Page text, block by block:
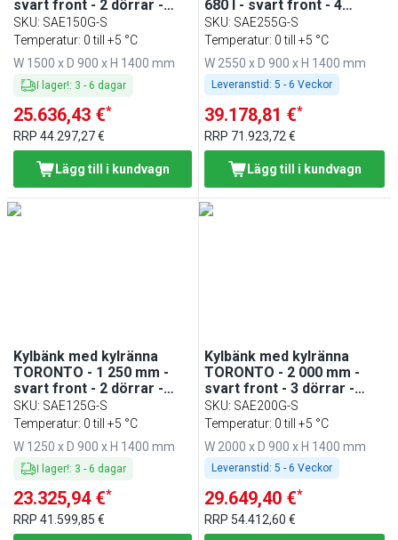
svart front - 2 dörrar -
med rak glasöverbyggnad
för 4x GN 1/1 & 1 hylla -
svart granitskiva
SKU: SAE150G-S
Temperatur: 0 till +5 °C
W 1500 x D 900 x H 1400 mm
I lager!: 3 - 6 dagar
25.636,43 €*
RRP 44.297,27 €
Lägg till i kundvagn
680 l - svart front - 4
dörrar - med hög
glasöverbyggnad för 6x
GN 1/1 - svart granitskiva
SKU: SAE255G-S
Temperatur: 0 till +5 °C
W 2550 x D 900 x H 1400 mm
Leveranstid: 5 - 6 Veckor
39.178,81 €*
RRP 71.923,72 €
Lägg till i kundvagn
Kylbänk med kylränna
TORONTO - 1 250 mm -
svart front - 2 dörrar -
med rak glasöverbyggnad
för 3x GN 1/1 & 1 hylla -
svart granitskiva
SKU: SAE125G-S
Temperatur: 0 till +5 °C
W 1250 x D 900 x H 1400 mm
I lager!: 3 - 6 dagar
23.325,94 €*
RRP 41.599,85 €
Kylbänk med kylränna
TORONTO - 2 000 mm -
svart front - 3 dörrar -
med rak glasöverbyggnad
för 5x GN 1/1 & 1 hylla -
svart granitskiva
SKU: SAE200G-S
Temperatur: 0 till +5 °C
W 2000 x D 900 x H 1400 mm
Leveranstid: 5 - 6 Veckor
29.649,40 €*
RRP 54.412,60 €